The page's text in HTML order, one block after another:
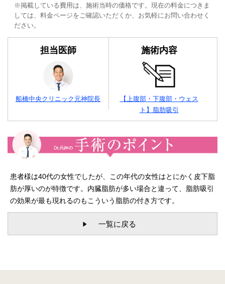
※掲載している費用は、施術当時の価格です。現在の料金につきま
しては、料金ページをご確認いただくか、お気軽にお問い合わせく
ださい。
担当医師
船橋中央クリニック元神院長
施術内容
【上腹部・下腹部・ウェス
ト】脂肪吸引
患者様は40代の女性でしたが、この年代の女性はとにかく皮下脂
肪が厚いのが特徴です。内臓脂肪が多い場合と違って、脂肪吸引
の効果が最も現れるのもこういう脂肪の付き方です。
一覧に戻る